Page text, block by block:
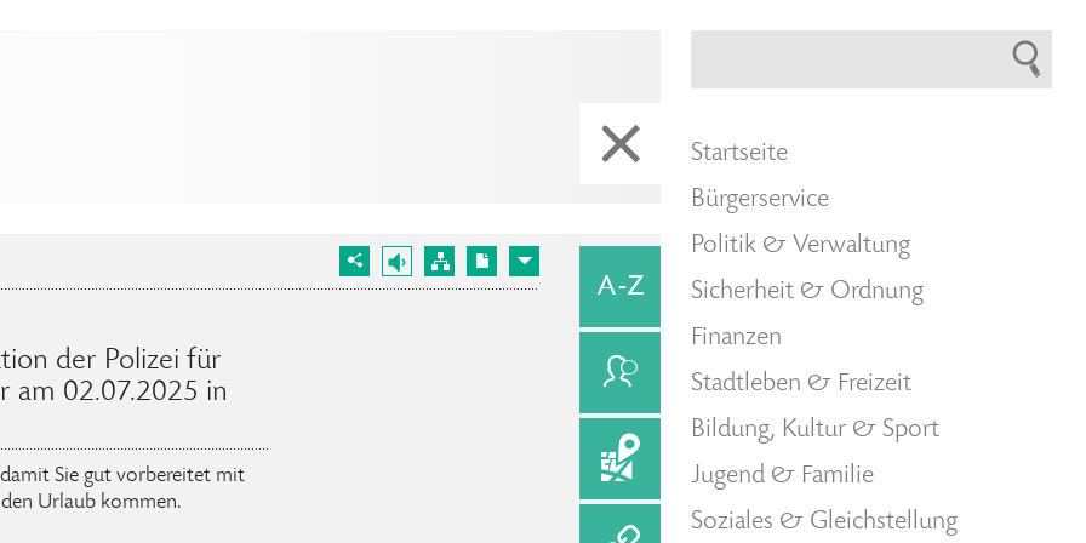
der Polizei für
am 02.07.2025 in
Sie gut vorbereitet mit
Urlaub kommen.
Startseite
Bürgerservice
Politik & Verwaltung
Sicherheit & Ordnung
Finanzen
Stadtleben & Freizeit
Bildung, Kultur & Sport
Jugend & Familie
Soziales & Gleichstellung